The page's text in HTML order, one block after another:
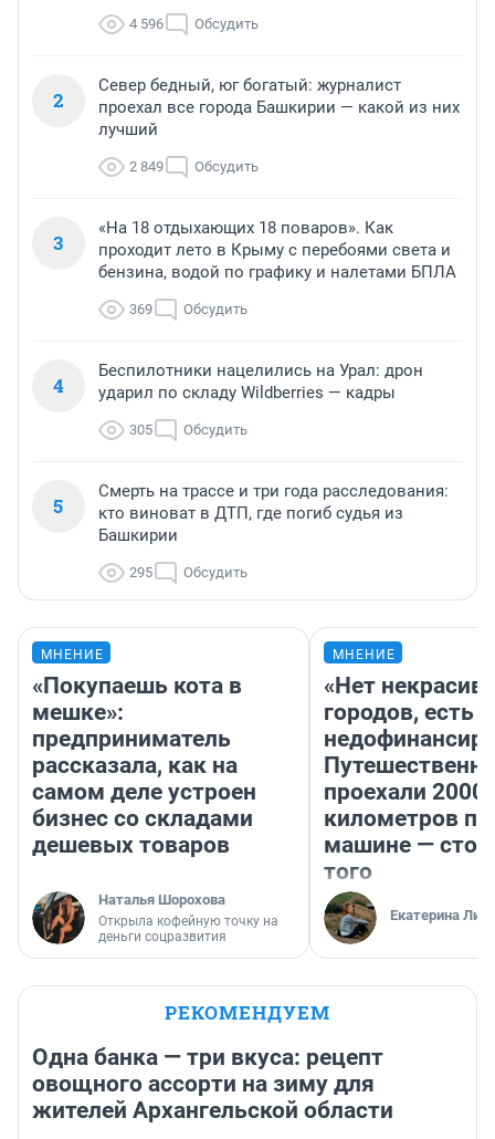
4 596 Обсудить
2
Север бедный, юг богатый: журналист
проехал все города Башкирии — какой из них
лучший
2 849 Обсудить
3
«На 18 отдыхающих 18 поваров». Как
проходит лето в Крыму с перебоями света и
бензина, водой по графику и налетами БПЛА
369 Обсудить
4
Беспилотники нацелились на Урал: дрон
ударил по складу Wildberries — кадры
305 Обсудить
5
Смерть на трассе и три года расследования:
кто виноват в ДТП, где погиб судья из
Башкирии
295 Обсудить
МНЕНИЕ
«Покупаешь кота в
мешке»:
предприниматель
рассказала, как на
самом деле устроен
бизнес со складами
дешевых товаров
Наталья Шорохова
Открыла кофейную точку на
деньги соцразвития
МНЕНИЕ
«Нет
городов, есть
проехали 2000
километров по
машине —
того
Екатерина
РЕКОМЕНДУЕМ
Одна банка — три вкуса: рецепт
овощного ассорти на зиму для
жителей Архангельской области